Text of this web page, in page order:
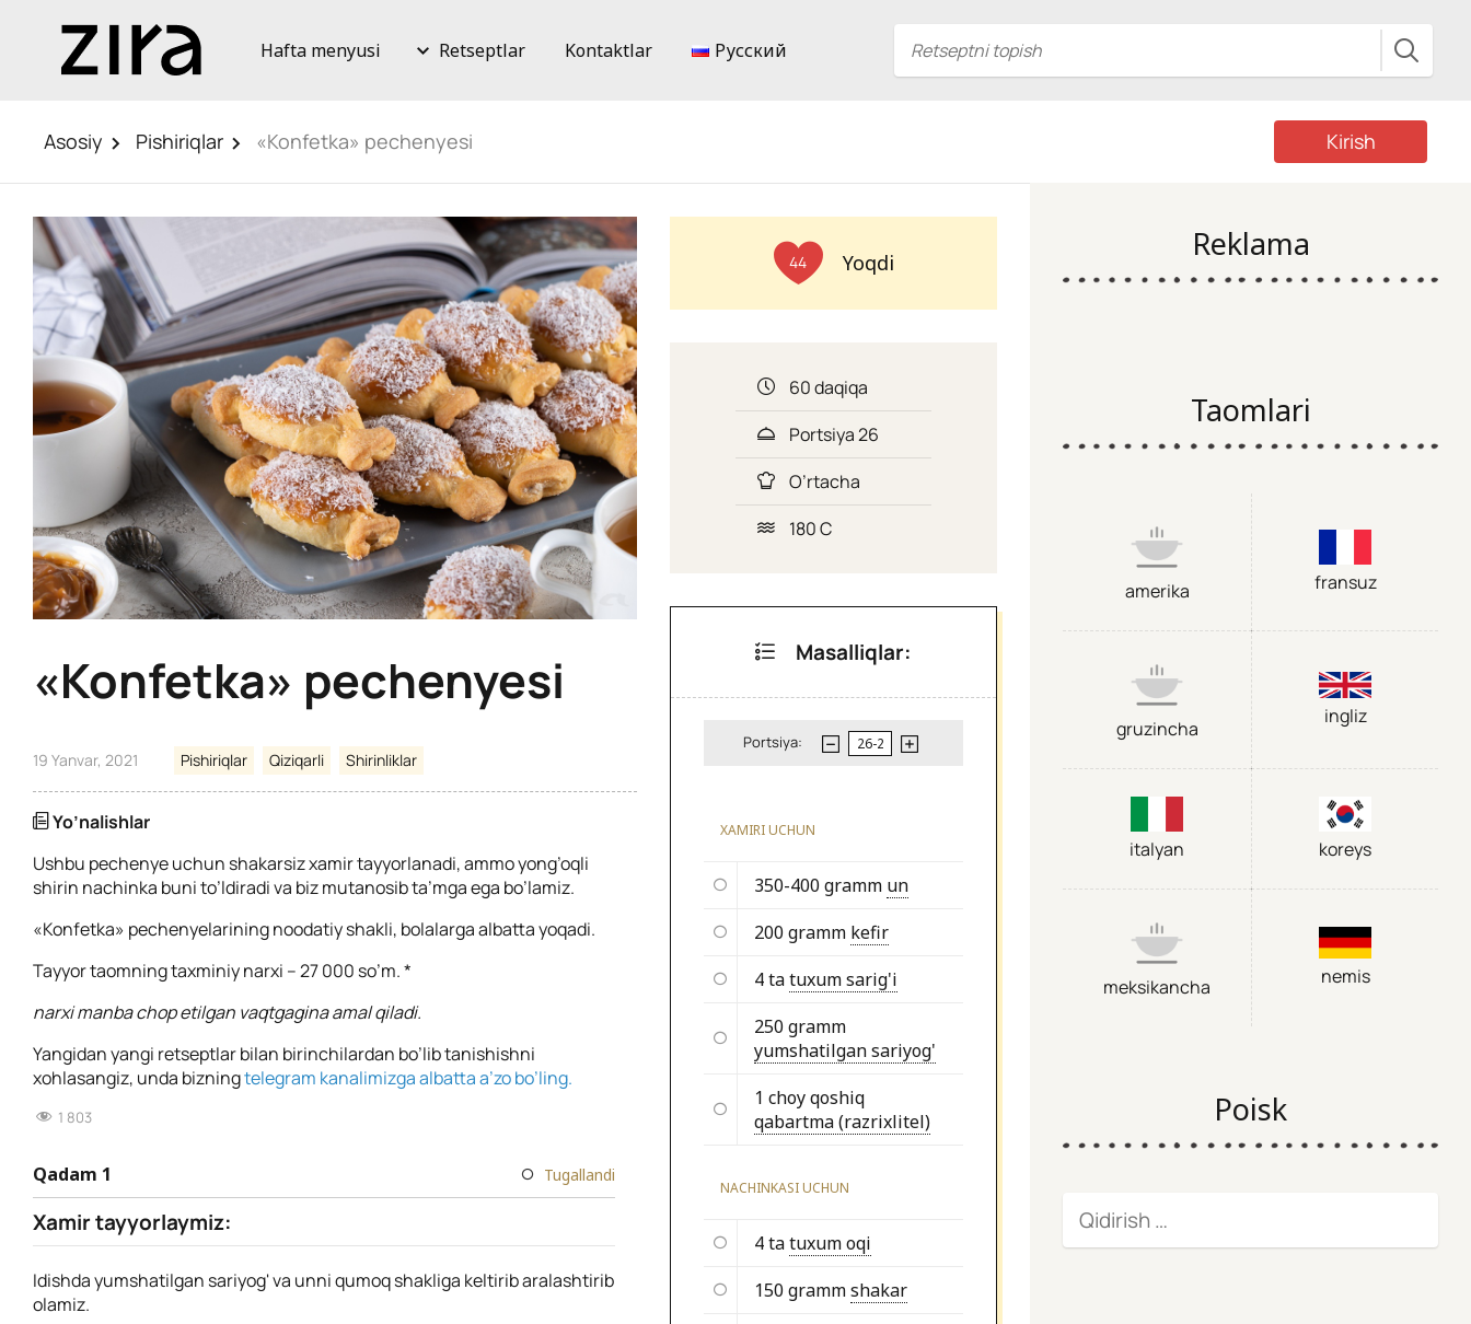
Hafta menyusi Retseptlar Kontaktlar Русский
Asosiy Pishiriqlar «Konfetka» pechenyesi Kirish
«Konfetka» pechenyesi
19 Yanvar, 2021 Pishiriqlar Qiziqarli Shirinliklar
Yo’nalishlar
Ushbu pechenye uchun shakarsiz xamir tayyorlanadi, ammo yong’oqli
shirin nachinka buni to’ldiradiva biz mutanosib ta’mga ega bo’lamiz.
«Konfetka» pechenyelarining noodatiy shakli, bolalarga albatta yoqadi.
Tayyor taomning taxminiy narxi – 27 000 so’m. *
narxi manba chop etilgan vaqtgagina amal qiladi.
Yangidan yangi retseptlar bilan birinchilardan bo’lib tanishishni
xohlasangiz, unda bizningtelegram kanalimizga albatta a’zo bo’ling.
1 803
Qadam 1 Tugallandi
Xamir tayyorlaymiz:
Idishda yumshatilgan sariyog' va unni qumoq shakliga keltirib aralashtirib
olamiz.
44 Yoqdi
60 daqiqa
Portsiya 26
O’rtacha
180 C
Masalliqlar:
Portsiya:
XAMIRI UCHUN
350-400 gramm un
200 gramm kefir
4 tatuxum sarig'i
250 gramm
yumshatilgan sariyog'
1 choy qoshiq
qabartma (razrixlitel)
NACHINKASI UCHUN
4 tatuxum oqi
150 grammshakar
Reklama
Taomlari
amerika fransuz
gruzincha
ingliz
italyan koreys
meksikancha nemis
Poisk